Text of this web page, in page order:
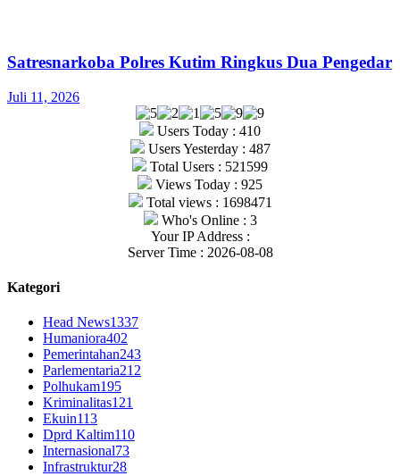
Satresnarkoba Polres Kutim Ringkus Dua Pengedar
Juli 11, 2026
Users Today : 410
Users Yesterday : 487
Total Users : 521599
Views Today : 925
Total views : 1698471
Who's Online : 3
Your IP Address :
Server Time : 2026-08-08
Kategori
Head News1337
Humaniora402
Pemerintahan243
Parlementaria212
Polhukam195
Kriminalitas121
Ekuin113
Dprd Kaltim110
Internasional73
Infrastruktur28